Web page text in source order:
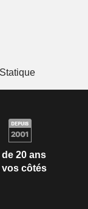
de 20 ans
vos côtés